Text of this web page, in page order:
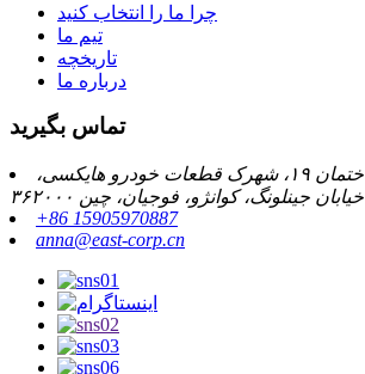
چرا ما را انتخاب کنید
تیم ما
تاریخچه
درباره ما
تماس بگیرید
شماره ۱۵، ساختمان ۱۹، شهرک قطعات خودرو هایکسی،
خیابان جینلونگ، کوانژو، فوجیان، چین ۳۶۲۰۰۰
‎+86 15905970887‎
anna@east-corp.cn